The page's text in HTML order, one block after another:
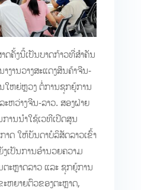
ຄັ້ງ​ນີ້​ເປັນ​ບາດກ້າວ​ທີ່​ສຳຄັນ​
ງານ​ວາງສະ​ແດງ​ສິນຄ້າ​ຈີນ-
ໃຫຍ່​ຫຼວງ ຕໍ່​ການ​ຊຸກຍູ້​ການ​
ຫວ່າງ​ຈີນ-ລາວ. ສອງ​ຝ່າຍ
ານ​ນຳ​ໃຊ້​ເວທີ​ເປີດ​ສູນ​
າດ ໃຫ້​ບັນດາ​ບໍລິສັດ​ລາວ​ເຂົ້າ​
ເປັນ​ການ​ອຳນວຍ​ຄວາມ​
ະຫຼາດ​ລາວ​ ແລະ​ ຊຸກຍູ້​ການ​
ຫຍາຍ​ຕົວຂອງຕະຫຼາດ,